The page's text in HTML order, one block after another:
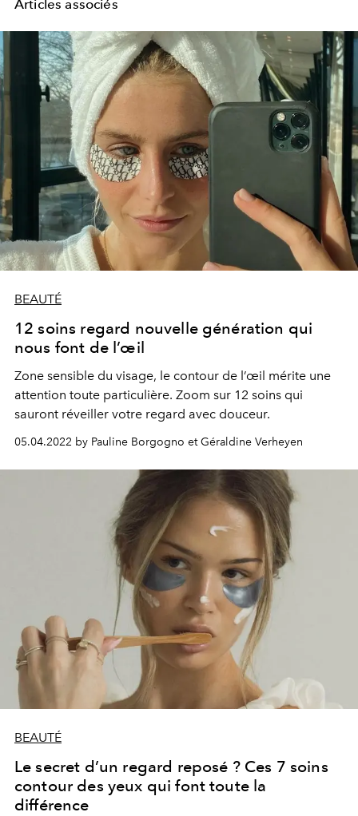
Articles associés
BEAUTÉ
12 soins regard nouvelle génération qui
nous font de l’œil
Zone sensible du visage, le contour de l’œil mérite une
attention toute particulière. Zoom sur 12 soins qui
sauront réveiller votre regard avec douceur.
05.04.2022 by Pauline Borgogno et Géraldine Verheyen
BEAUTÉ
Le secret d’un regard reposé ? Ces 7 soins
contour des yeux qui font toute la
différence